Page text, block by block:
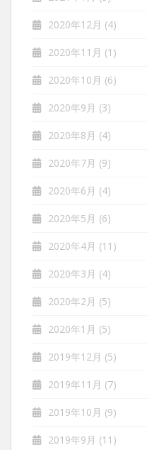
2020年12月 (4)
2020年11月 (1)
2020年10月 (6)
2020年9月 (3)
2020年8月 (4)
2020年7月 (9)
2020年6月 (4)
2020年5月 (6)
2020年4月 (11)
2020年3月 (4)
2020年2月 (5)
2020年1月 (5)
2019年12月 (5)
2019年11月 (7)
2019年10月 (9)
2019年9月 (11)